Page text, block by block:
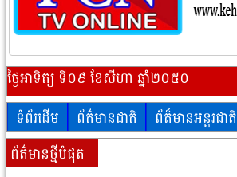
ថ្ងៃអាទិត្យ ទី០៩ ខែសីហា ឆ្នាំ២០៥០
ទំព័រដើម
ព័ត៌មានជាតិ ព័ត៏មានអន្តរជាតិ
ព័ត៌មានថ្មីបំផុត